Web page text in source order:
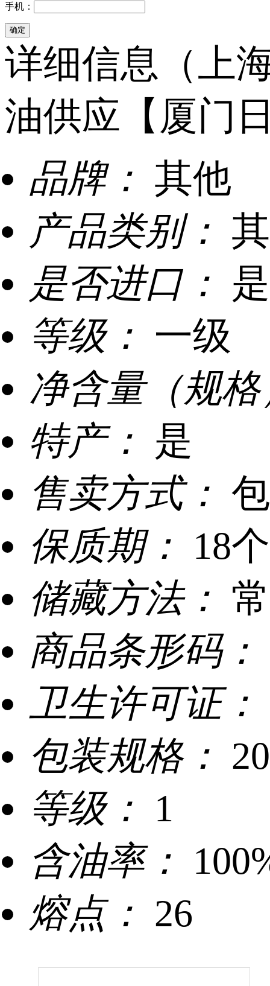
手机：
详细信息（上
油供应【厦门
品牌： 其他
产品类别：
是否进口： 是
等级： 一级
净含量（规
特产： 是
售卖方式：
保质期： 18
储藏方法：
商品条形码：
卫生许可证：
包装规格：
等级： 1
含油率：
熔点： 26